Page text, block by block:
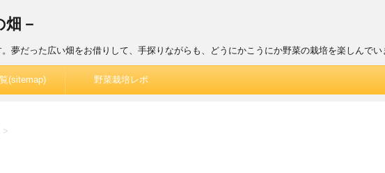
－
夢だった広い畑をお借りして、手探りながらも、どうにかこうにか野菜の栽培を楽しんでい
(sitemap) 野菜栽培レポ
>